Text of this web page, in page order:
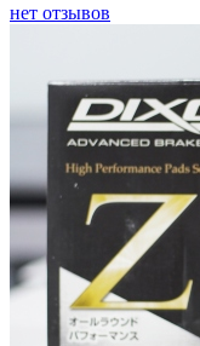
нет отзывов